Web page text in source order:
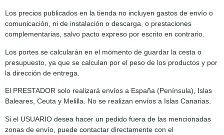
Los precios publicados en la tienda no incluyen gastos de envío o
comunicación, ni de instalación o descarga, o prestaciones
complementarias, salvo pacto expreso por escrito en contrario.
Los portes se calcularán en el momento de guardar la cesta o
presupuesto, ya que se calculan por el peso de los productos y por
la dirección de entrega.
El PRESTADOR solo realizará envíos a España (Península), Islas
Baleares, Ceuta y Melilla. No se realizan envíos a Islas Canarias.
Si el USUARIO desea hacer un pedido fuera de las mencionadas
zonas de envío, puede contactar directamente con el